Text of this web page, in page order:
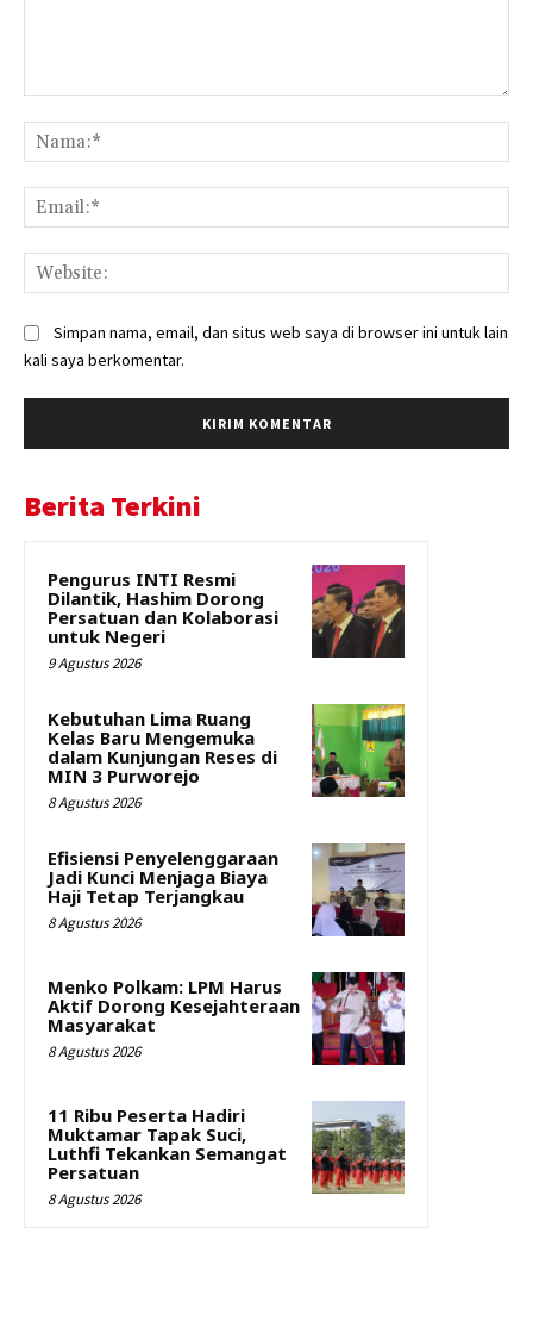
Simpan nama, email, dan situs web saya di browser ini untuk lain
kali saya berkomentar.
Berita Terkini
Pengurus INTI Resmi
Dilantik, Hashim Dorong
Persatuan dan Kolaborasi
untuk Negeri
9 Agustus 2026
Kebutuhan Lima Ruang
Kelas Baru Mengemuka
dalam Kunjungan Reses di
MIN 3 Purworejo
8 Agustus 2026
Efisiensi Penyelenggaraan
Jadi Kunci Menjaga Biaya
Haji Tetap Terjangkau
8 Agustus 2026
Menko Polkam: LPM Harus
Aktif Dorong Kesejahteraan
Masyarakat
8 Agustus 2026
11 Ribu Peserta Hadiri
Muktamar Tapak Suci,
Luthfi Tekankan Semangat
Persatuan
8 Agustus 2026